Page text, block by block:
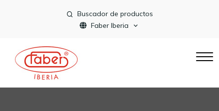
Buscador de productos
Faber Iberia